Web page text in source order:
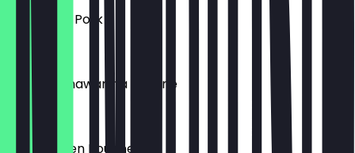
Bbq Pulled Pork
€ 9,90
Chicken Shawarma Poutine
€ 9,90
Bbq Chicken Poutine